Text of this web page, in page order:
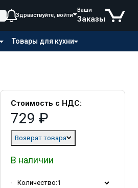
Здравствуйте, войти
Ваши
Заказы
Товары для кухни
Стоимость с НДС:
729 ₽
Возврат товара
В наличии
Количество:1